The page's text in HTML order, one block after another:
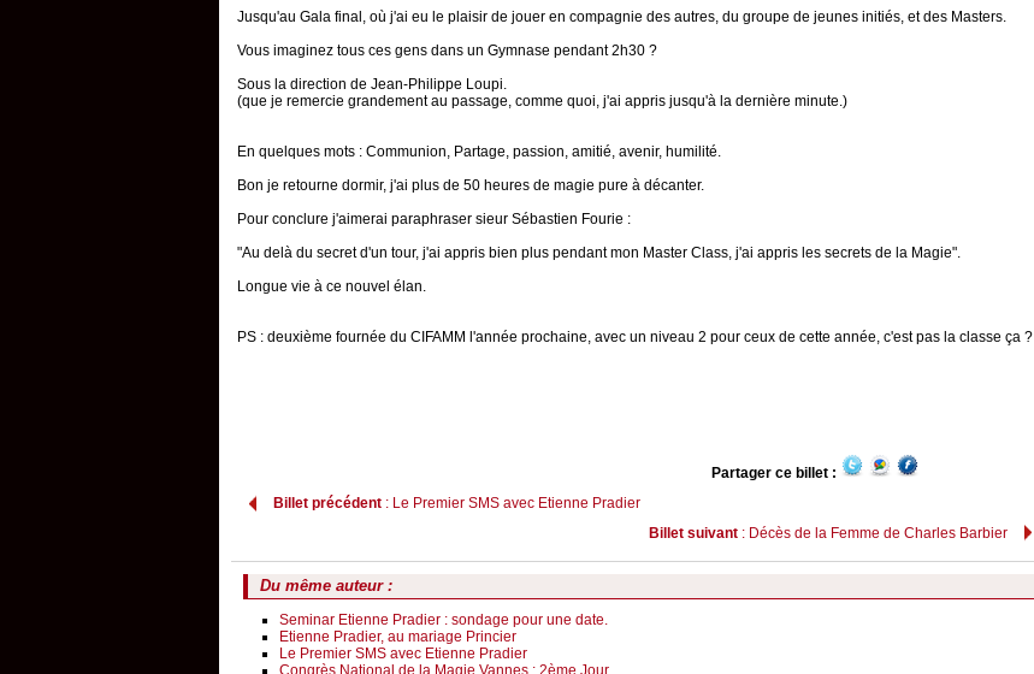
Jusqu'au Gala final, où j'ai eu le plaisir de jouer en compagnie des autres, du groupe de jeunes initiés, et des Masters.
Vous imaginez tous ces gens dans un Gymnase pendant 2h30 ?
Sous la direction de Jean-Philippe Loupi.
(que je remercie grandement au passage, comme quoi, j'ai appris jusqu'à la dernière minute.)
En quelques mots : Communion, Partage, passion, amitié, avenir, humilité.
Bon je retourne dormir, j'ai plus de 50 heures de magie pure à décanter.
Pour conclure j'aimerai paraphraser sieur Sébastien Fourie :
"Au delà du secret d'un tour, j'ai appris bien plus pendant mon Master Class, j'ai appris les secrets de la Magie".
Longue vie à ce nouvel élan.
PS : deuxième fournée du CIFAMM l'année prochaine, avec un niveau 2 pour ceux de cette année, c'est pas la classe ça ?
Partager ce billet :
Billet précédent : Le Premier SMS avec Etienne Pradier
Billet suivant : Décès de la Femme de Charles Barbier
Du même auteur :
Seminar Etienne Pradier : sondage pour une date.
Etienne Pradier, au mariage Princier
Le Premier SMS avec Etienne Pradier
Congrès National de la Magie Vannes : 2ème Jour